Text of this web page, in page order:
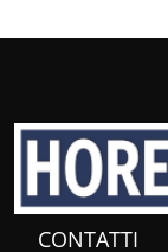
CONTATTI